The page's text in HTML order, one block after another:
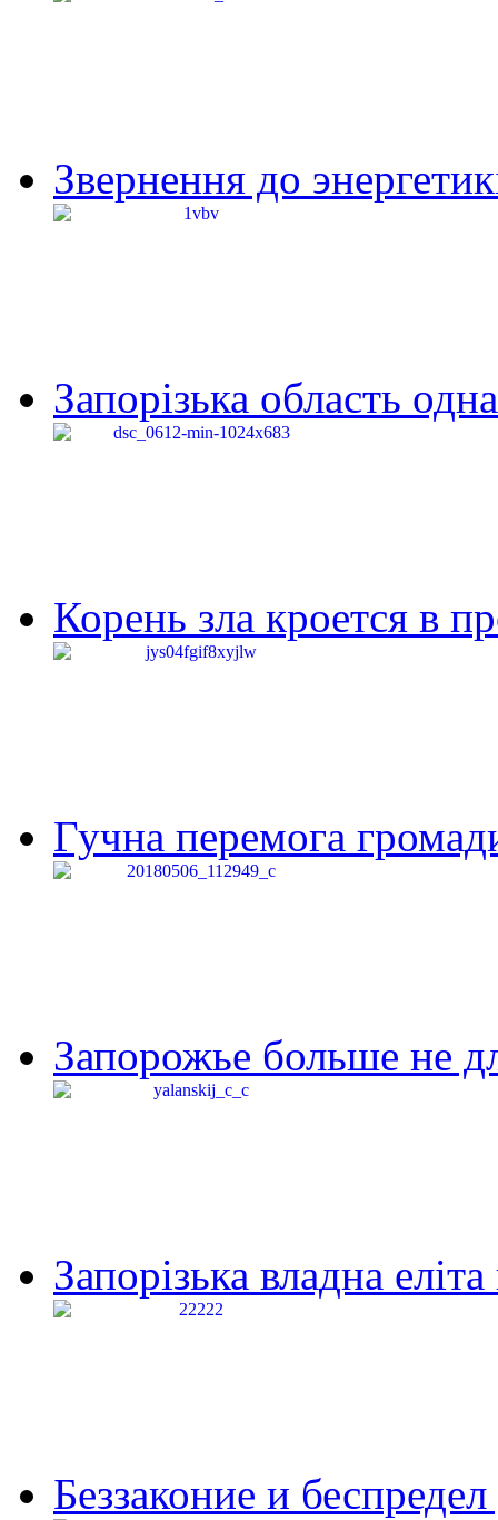
Звернення до
Запорізька область
Корень зла кроется в
Гучна перемога
Запорожье больше не
Запорізька владна
Беззаконие и